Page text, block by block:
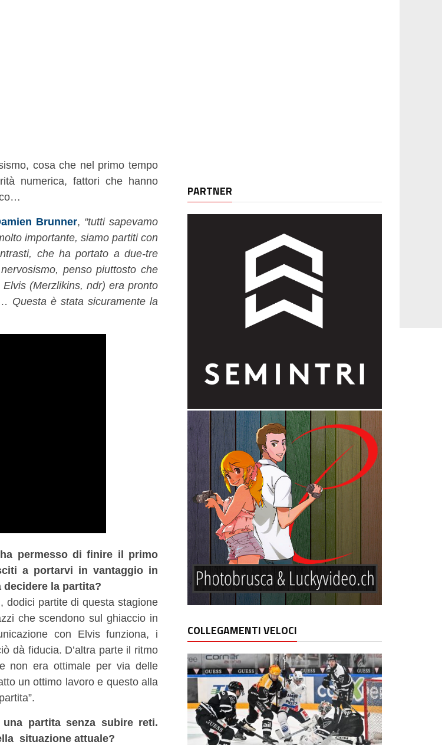
cosa che nel primo tempo
numerica, fattori che hanno
Brunner, “tutti sapevamo
importante, siamo partiti con
che ha portato a due-tre
penso piuttosto che
(Merzlikins, ndr) era pronto
Questa è stata sicuramente la
permesso di finire il primo
a portarvi in vantaggio in
la partita?
dodici partite di questa stagione
che scendono sul ghiaccio in
con Elvis funziona, i
dà fiducia. D’altra parte il ritmo
non era ottimale per via delle
un ottimo lavoro e questo alla
partita senza subire reti.
situazione attuale?
PARTNER
COLLEGAMENTI VELOCI